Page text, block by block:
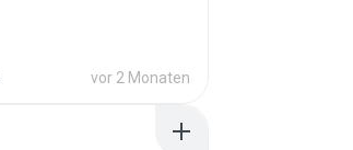
vor 2 Monaten